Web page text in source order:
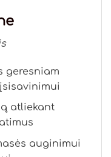
geresniam
atliekant
auginimui